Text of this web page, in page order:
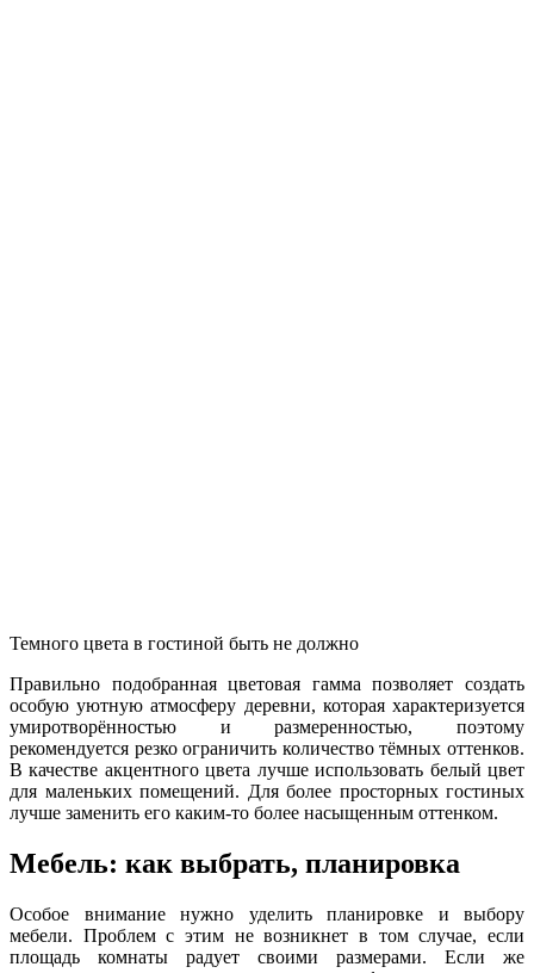
Темного цвета в гостиной быть не должно
Правильно подобранная цветовая гамма позволяет создать
особую уютную атмосферу деревни, которая характеризуется
умиротворённостью и размеренностью, поэтому
рекомендуется резко ограничить количество тёмных оттенков.
В качестве акцентного цвета лучше использовать белый цвет
для маленьких помещений. Для более просторных гостиных
лучше заменить его каким-то более насыщенным оттенком.
Мебель: как выбрать, планировка
Особое внимание нужно уделить планировке и выбору
мебели. Проблем с этим не возникнет в том случае, если
площадь комнаты радует своими размерами. Если же